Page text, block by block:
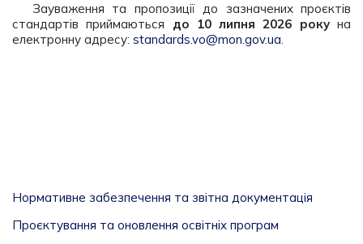
Зауваження та пропозиції до зазначених проєктів
стандартів приймаються до 10 липня 2026 рокуна
електронну адресу: standards.vo@mon.gov.ua.
Нормативне забезпечення та звітна документація
Проєктування та оновлення освітніх програм